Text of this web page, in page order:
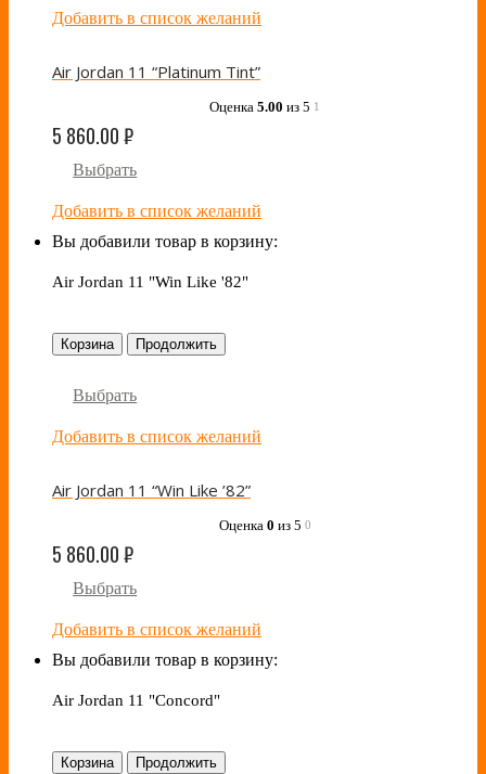
Добавить в список желаний
Air Jordan 11 “Platinum Tint”
Оценка 5.00 из 5 1
5 860.00₽
Выбрать
Добавить в список желаний
Вы добавили товар в корзину:
Air Jordan 11 "Win Like '82"
Корзина Продолжить
Выбрать
Добавить в список желаний
Air Jordan 11 “Win Like ’82”
Оценка 0 из 5 0
5 860.00₽
Выбрать
Добавить в список желаний
Вы добавили товар в корзину:
Air Jordan 11 "Concord"
Корзина Продолжить